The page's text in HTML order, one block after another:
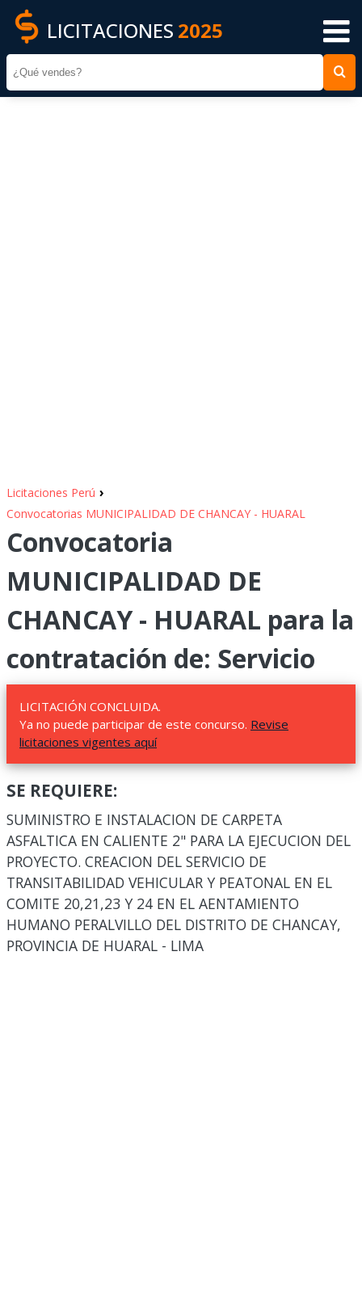
LICITACIONES 2025
Licitaciones Perú ›
Convocatorias MUNICIPALIDAD DE CHANCAY - HUARAL
Convocatoria
MUNICIPALIDAD DE
CHANCAY - HUARAL para la
contratación de: Servicio
LICITACIÓN CONCLUIDA.
Ya no puede participar de este concurso. Revise
licitaciones vigentes aquí
SE REQUIERE:
SUMINISTRO E INSTALACION DE CARPETA
ASFALTICA EN CALIENTE 2" PARA LA EJECUCION DEL
PROYECTO. CREACION DEL SERVICIO DE
TRANSITABILIDAD VEHICULAR Y PEATONAL EN EL
COMITE 20,21,23 Y 24 EN EL AENTAMIENTO
HUMANO PERALVILLO DEL DISTRITO DE CHANCAY,
PROVINCIA DE HUARAL - LIMA